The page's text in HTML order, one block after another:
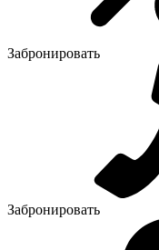
Забронировать
Забронировать